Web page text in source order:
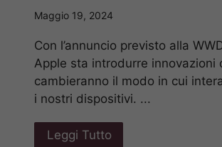
Maggio 19, 2024
Con l’annuncio previsto alla
Apple sta introdurre innovazioni
cambieranno il modo in cui
i nostri dispositivi. ...
Leggi Tutto